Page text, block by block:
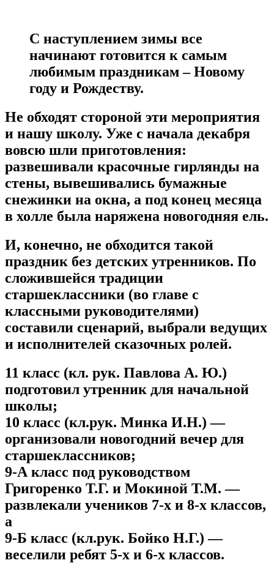
С наступлением зимы все
начинают готовится к самым
любимым праздникам –Новому
году и Рождеству.
Не обходят стороной эти мероприятия
и нашу школу. Уже с начала декабря
вовсю шли приготовления:
развешивали красочные гирлянды на
стены, вывешивались бумажные
снежинки на окна, а под конец месяца
в холле была наряжена новогодняя ель.
И, конечно, не обходится такой
праздник без детских утренников. По
сложившейся традиции
старшеклассники (во главе с
классными руководителями)
составили сценарий, выбрали ведущих
и исполнителей сказочных ролей.
11 класс (кл. рук. Павлова А. Ю.)
подготовил утренник для начальной
школы;
10 класс (кл.рук. Минка И.Н.) —
организовали новогодний вечер для
старшеклассников;
9-А класс под руководством
Григоренко Т.Г. и Мокиной Т.М. —
развлекали учеников 7-х и 8-х классов,
а
9-Б класс (кл.рук. Бойко Н.Г.) —
веселили ребят 5-х и 6-х классов.